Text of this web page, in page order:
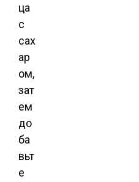
ца
с
сах
ар
ом,
зат
ем
до
ба
вьт
е